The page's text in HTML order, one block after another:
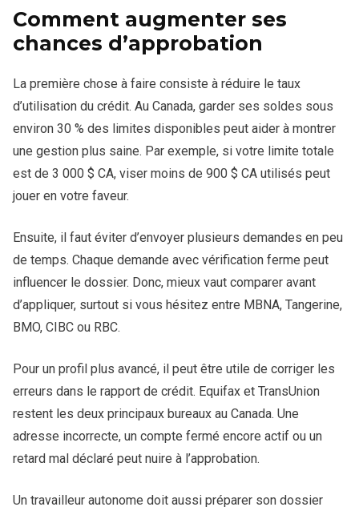
Comment augmenter ses
chances d’approbation
La première chose à faire consiste à réduire le taux
d’utilisation du crédit. Au Canada, garder ses soldes sous
environ 30 % des limites disponibles peut aider à montrer
une gestion plus saine. Par exemple, si votre limite totale
est de 3 000 $ CA, viser moins de 900 $ CA utilisés peut
jouer en votre faveur.
Ensuite, il faut éviter d’envoyer plusieurs demandes en peu
de temps. Chaque demande avec vérification ferme peut
influencer le dossier. Donc, mieux vaut comparer avant
d’appliquer, surtout si vous hésitez entre MBNA, Tangerine,
BMO, CIBC ou RBC.
Pour un profil plus avancé, il peut être utile de corriger les
erreurs dans le rapport de crédit. Equifax et TransUnion
restent les deux principaux bureaux au Canada. Une
adresse incorrecte, un compte fermé encore actif ou un
retard mal déclaré peut nuire à l’approbation.
Un travailleur autonome doit aussi préparer son dossier